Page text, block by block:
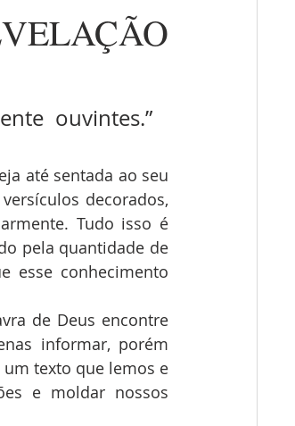
ouvintes.”
até sentada ao seu
decorados,
Tudo isso é
pela quantidade de
esse conhecimento
de Deus encontre
informar, porém
texto que lemos e
e moldar nossos